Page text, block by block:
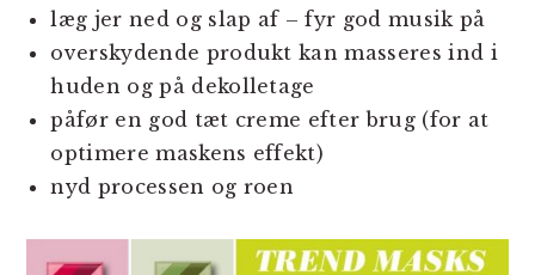
læg jer ned og slap af – fyr god musik på
overskydende produkt kan masseres ind i
huden og på dekolletage
påfør en god tæt creme efter brug (for at
optimere maskens effekt)
nyd processen og roen